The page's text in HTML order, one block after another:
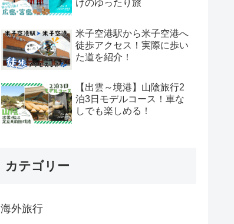
けのゆったり旅
米子空港駅から米子空港へ
徒歩アクセス！実際に歩い
た道を紹介！
【出雲～境港】山陰旅行2
泊3日モデルコース！車な
しでも楽しめる！
カテゴリー
海外旅行